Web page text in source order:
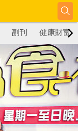
副刊 健康財富